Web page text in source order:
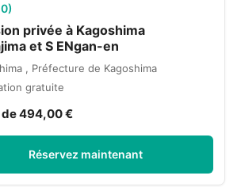
privée à Kagoshima
et S ENgan-en
, Préfecture de Kagoshima
gratuite
494,00 €
Réservez maintenant